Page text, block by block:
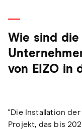
Wie sind
von EIZO in
"Die Installation
Projekt, das bis